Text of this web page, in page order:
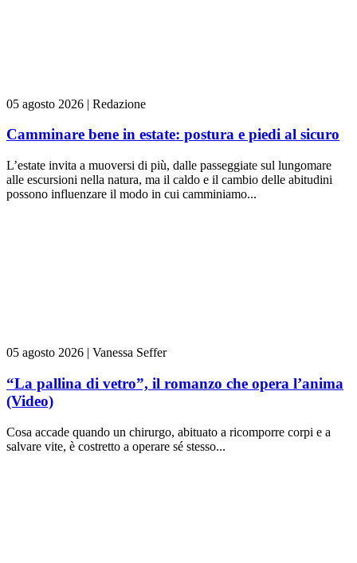
05 agosto 2026 | Redazione
Camminare bene in estate: postura e piedi al sicuro
L’estate invita a muoversi di più, dalle passeggiate sul lungomare
alle escursioni nella natura, ma il caldo e il cambio delle abitudini
possono influenzare il modo in cui camminiamo...
05 agosto 2026 | Vanessa Seffer
“La pallina di vetro”, il romanzo che opera l’anima
(Video)
Cosa accade quando un chirurgo, abituato a ricomporre corpi e a
salvare vite, è costretto a operare sé stesso...